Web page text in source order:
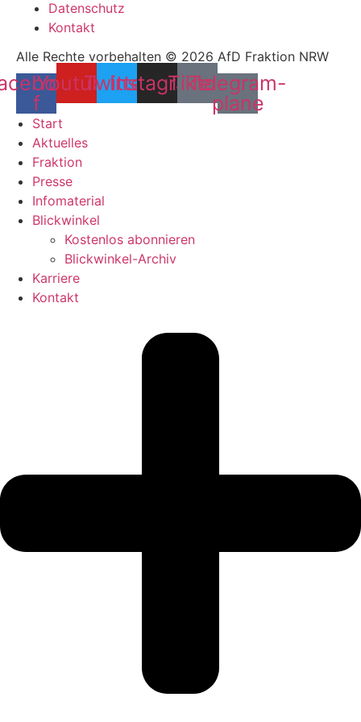
Datenschutz
Kontakt
Alle Rechte vorbehalten © 2026 AfD Fraktion NRW
f
YoutubeTwitter
Instagram
Tiktok
Telegram-
plane
Start
Aktuelles
Fraktion
Presse
Infomaterial
Blickwinkel
Kostenlos abonnieren
Blickwinkel-Archiv
Karriere
Kontakt